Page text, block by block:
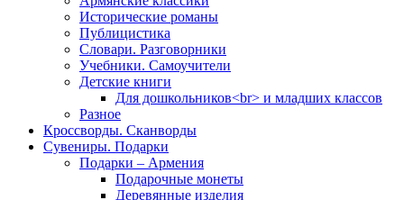
Исторические романы
Публицистика
Словари. Разговорники
Учебники. Самоучители
Детские книги
Для дошкольников<br> и младших классов
Разное
Кроссворды. Сканворды
Сувениры. Подарки
Подарки – Армения
Подарочные монеты
Деревянные изделия